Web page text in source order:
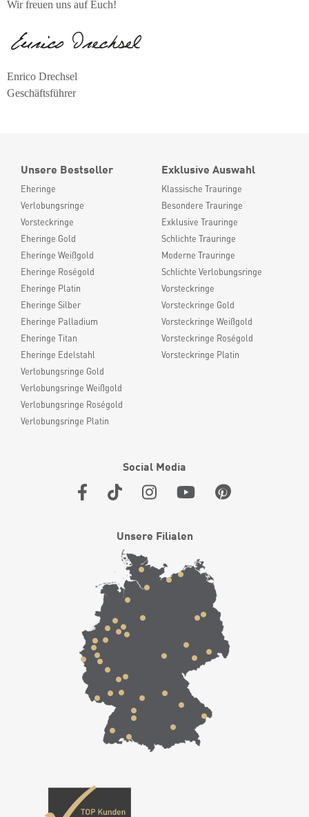
Wir freuen uns auf Euch!
Enrico Drechsel
Geschäftsführer
Unsere Bestseller
Eheringe
Verlobungsringe
Vorsteckringe
Eheringe Gold
Eheringe Weißgold
Eheringe Roségold
Eheringe Platin
Eheringe Silber
Eheringe Palladium
Eheringe Titan
Eheringe Edelstahl
Verlobungsringe Gold
Verlobungsringe Weißgold
Verlobungsringe Roségold
Verlobungsringe Platin
Exklusive Auswahl
Klassische Trauringe
Besondere Trauringe
Exklusive Trauringe
Schlichte Trauringe
Moderne Trauringe
Schlichte Verlobungsringe
Vorsteckringe
Vorsteckringe Gold
Vorsteckringe Weißgold
Vorsteckringe Roségold
Vorsteckringe Platin
Social Media
Unsere Filialen